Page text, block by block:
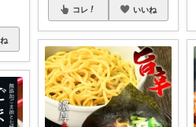
コレ いいね